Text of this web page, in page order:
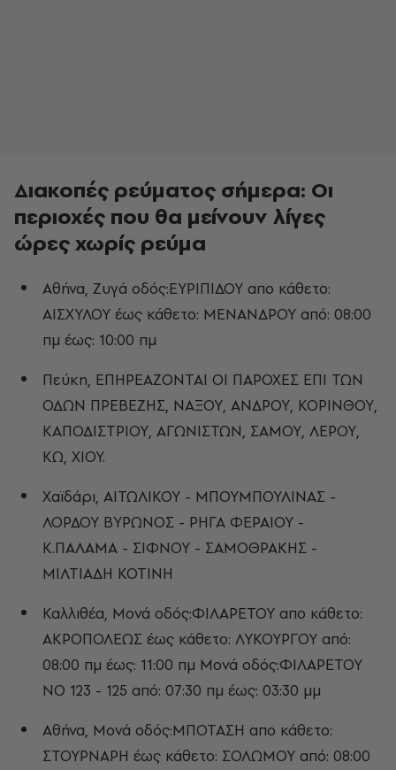
Διακοπές ρεύματος σήμερα: Οι
περιοχές που θα μείνουν λίγες
ώρες χωρίς ρεύμα
Αθήνα, Ζυγά οδός:ΕΥΡΙΠΙΔΟΥ απο κάθετο:
ΑΙΣΧΥΛΟΥ έως κάθετο: ΜΕΝΑΝΔΡΟΥ από: 08:00
πμ έως: 10:00 πμ
Πεύκη, ΕΠΗΡΕΑΖΟΝΤΑΙ ΟΙ ΠΑΡΟΧΕΣ ΕΠΙ ΤΩΝ
ΟΔΩΝ ΠΡΕΒΕΖΗΣ, ΝΑΞΟΥ, ΑΝΔΡΟΥ, ΚΟΡΙΝΘΟΥ,
ΚΑΠΟΔΙΣΤΡΙΟΥ, ΑΓΩΝΙΣΤΩΝ, ΣΑΜΟΥ, ΛΕΡΟΥ,
ΚΩ, ΧΙΟΥ.
Χαϊδάρι, ΑΙΤΩΛΙΚΟΥ - ΜΠΟΥΜΠΟΥΛΙΝΑΣ -
ΛΟΡΔΟΥ ΒΥΡΩΝΟΣ - ΡΗΓΑ ΦΕΡΑΙΟΥ -
Κ.ΠΑΛΑΜΑ - ΣΙΦΝΟΥ - ΣΑΜΟΘΡΑΚΗΣ -
ΜΙΛΤΙΑΔΗ ΚΟΤΙΝΗ
Καλλιθέα, Μονά οδός:ΦΙΛΑΡΕΤΟΥ απο κάθετο:
ΑΚΡΟΠΟΛΕΩΣ έως κάθετο: ΛΥΚΟΥΡΓΟΥ από:
08:00 πμ έως: 11:00 πμ Μονά οδός:ΦΙΛΑΡΕΤΟΥ
ΝΟ 123 - 125 από: 07:30 πμ έως: 03:30 μμ
Αθήνα, Μονά οδός:ΜΠΟΤΑΣΗ απο κάθετο:
ΣΤΟΥΡΝΑΡΗ έως κάθετο: ΣΟΛΩΜΟΥ από: 08:00